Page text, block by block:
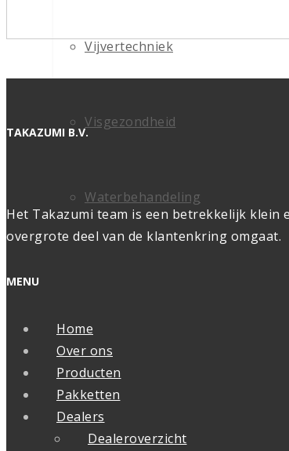
Vijvertechniek
Visgezondheid
Waterbehandeling
TAKAZUMI B.V.
Het Takazumi team is een betrekkelijk klein
overgrote deel van de klantenkring omgaat.
MENU
Home
Over ons
Producten
Pakketten
Dealers
Dealeroverzicht